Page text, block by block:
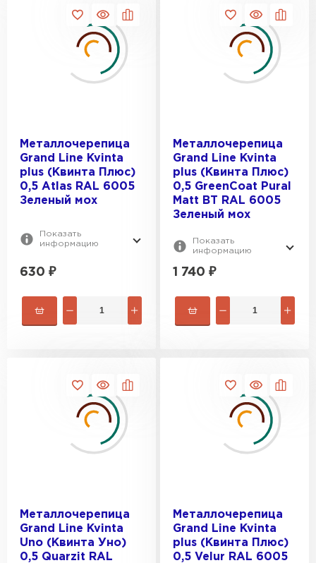
Металлочерепица
Grand Line Kvinta
plus (Квинта Плюс)
0,5 Atlas RAL 6005
Зеленый мох
Показать
информацию
630 ₽
Металлочерепица
Grand Line Kvinta
plus (Квинта Плюс)
0,5 GreenCoat Pural
Matt BT RAL 6005
Зеленый мох
Показать
информацию
1 740 ₽
Металлочерепица
Grand Line Kvinta
Uno (Квинта Уно)
0,5 Quarzit RAL
Металлочерепица
Grand Line Kvinta
plus (Квинта Плюс)
0,5 Velur RAL 6005